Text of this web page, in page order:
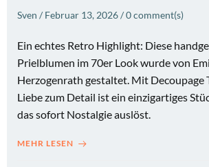
Sven / Februar 13, 2026/0comment(s)
Ein echtes Retro Highlight: Diese
Prielblumen im 70er Look wurde von
Herzogenrath gestaltet. Mit Decoupage
Liebe zum Detail ist ein einzigartiges
das sofort Nostalgie auslöst.
MEHR LESEN